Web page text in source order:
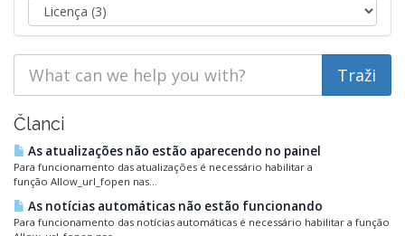
Članci
As atualizações não estão aparecendo no painel
Para funcionamento das atualizações é necessário habilitar a
função Allow_url_fopen nas...
As notícias automáticas não estão funcionando
Para funcionamento das notícias automáticas é necessário habilitar a função